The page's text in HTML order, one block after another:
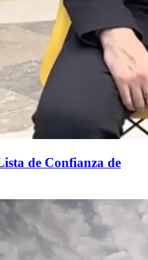
de Confianza de